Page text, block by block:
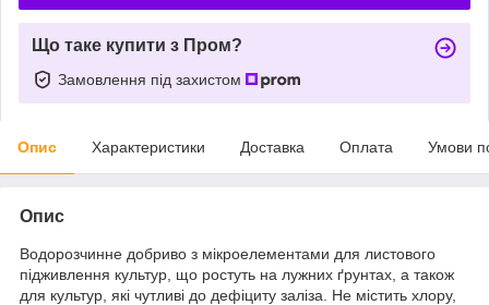
Що таке купити з Пром?
Замовлення під захистом
Опис Характеристики Доставка Оплата Умови
Опис
Водорозчинне добриво з мікроелементами для листового
підживлення культур, що ростуть на лужних ґрунтах, а також
для культур, які чутливі до дефіциту заліза. Не містить хлору,